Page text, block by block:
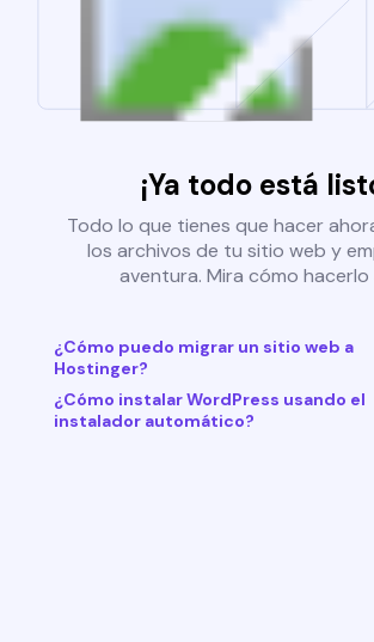
¡Ya todo está
Todo lo que tienes que hacer
los archivos de tu sitio web y
aventura. Mira cómo hacerlo
¿Cómo puedo migrar un sitio web a
Hostinger?
¿Cómo instalar WordPress usando el
instalador automático?